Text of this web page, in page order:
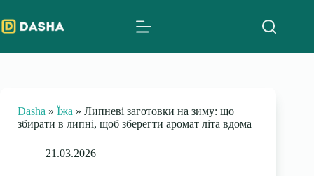
to
content
Dasha » Їжа » Липневі заготовки на зиму: що
збирати в липні, щоб зберегти аромат літа вдома
21.03.2026